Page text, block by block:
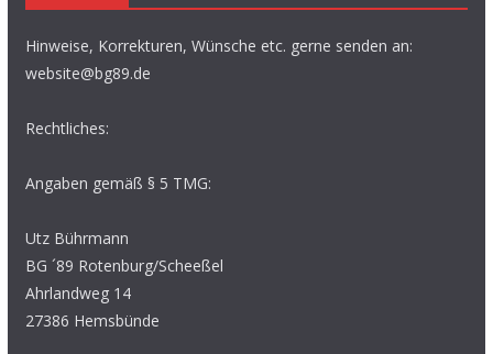
Hinweise, Korrekturen, Wünsche etc. gerne senden an:
website@bg89.de
Rechtliches:
Angaben gemäß § 5 TMG:
Utz Bührmann
BG ´89 Rotenburg/Scheeßel
Ahrlandweg 14
27386 Hemsbünde